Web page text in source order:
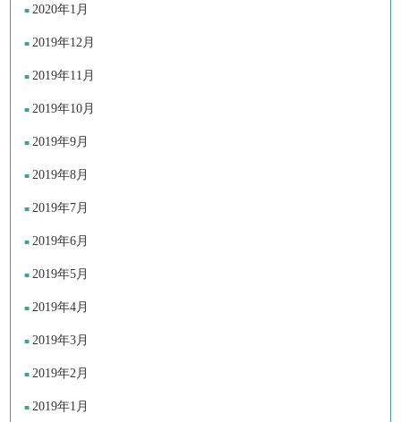
2020年1月
2019年12月
2019年11月
2019年10月
2019年9月
2019年8月
2019年7月
2019年6月
2019年5月
2019年4月
2019年3月
2019年2月
2019年1月